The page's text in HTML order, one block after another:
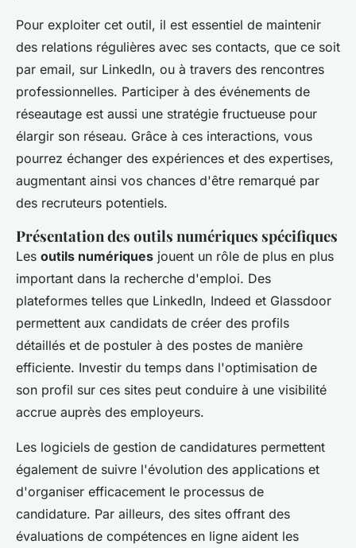
Pour exploiter cet outil, il est essentiel de maintenir
des relations régulières avec ses contacts, que ce soit
par email, sur LinkedIn, ou à travers des rencontres
professionnelles. Participer à des événements de
réseautage est aussi une stratégie fructueuse pour
élargir son réseau. Grâce à ces interactions, vous
pourrez échanger des expériences et des expertises,
augmentant ainsi vos chances d'être remarqué par
des recruteurs potentiels.
Présentation des outils numériques spécifiques
Les outils numériques jouent un rôle de plus en plus
important dans la recherche d'emploi. Des
plateformes telles que LinkedIn, Indeed et Glassdoor
permettent aux candidats de créer des profils
détaillés et de postuler à des postes de manière
efficiente. Investir du temps dans l'optimisation de
son profil sur ces sites peut conduire à une visibilité
accrue auprès des employeurs.
Les logiciels de gestion de candidatures permettent
également de suivre l'évolution des applications et
d'organiser efficacement le processus de
candidature. Par ailleurs, des sites offrant des
évaluations de compétences en ligne aident les